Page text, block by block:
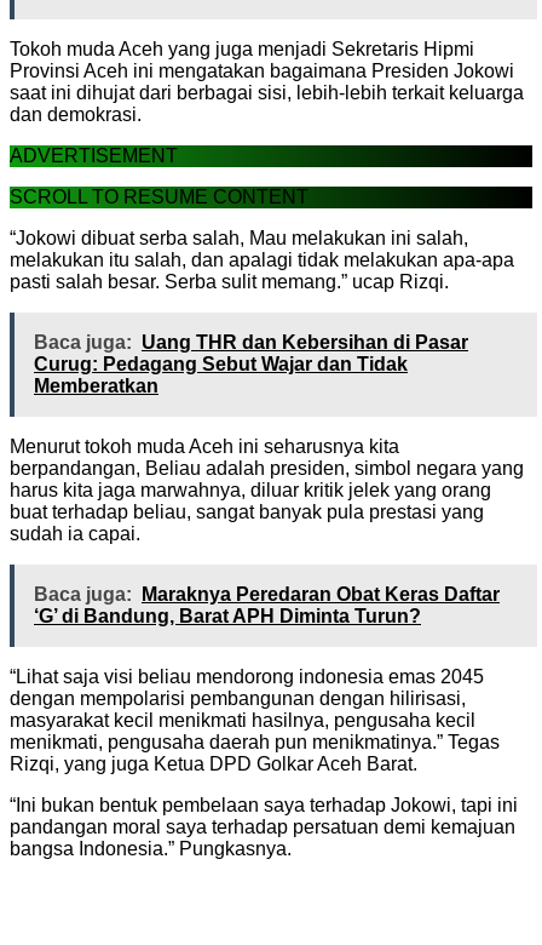
Tokoh muda Aceh yang juga menjadi Sekretaris Hipmi
Provinsi Aceh ini mengatakan bagaimana Presiden Jokowi
saat ini dihujat dari berbagai sisi, lebih-lebih terkait keluarga
dan demokrasi.
ADVERTISEMENT
SCROLL TO RESUME CONTENT
“Jokowi dibuat serba salah, Mau melakukan ini salah,
melakukan itu salah, dan apalagi tidak melakukan apa-apa
pasti salah besar. Serba sulit memang.” ucap Rizqi.
Baca juga: Uang THR dan Kebersihan di Pasar
Curug: Pedagang Sebut Wajar dan Tidak
Memberatkan
Menurut tokoh muda Aceh ini seharusnya kita
berpandangan, Beliau adalah presiden, simbol negara yang
harus kita jaga marwahnya, diluar kritik jelek yang orang
buat terhadap beliau, sangat banyak pula prestasi yang
sudah ia capai.
Baca juga:
Maraknya Peredaran Obat Keras Daftar
‘G’ di Bandung, Barat APH Diminta Turun?
“Lihat saja visi beliau mendorong indonesia emas 2045
dengan mempolarisi pembangunan dengan hilirisasi,
masyarakat kecil menikmati hasilnya, pengusaha kecil
menikmati, pengusaha daerah pun menikmatinya.” Tegas
Rizqi, yang juga Ketua DPD Golkar Aceh Barat.
“Ini bukan bentuk pembelaan saya terhadap Jokowi, tapi ini
pandangan moral saya terhadap persatuan demi kemajuan
bangsa Indonesia.” Pungkasnya.